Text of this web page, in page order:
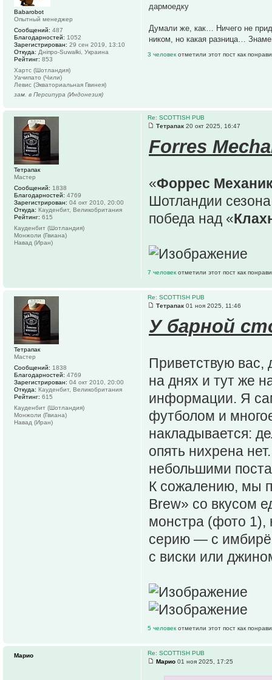
дармоедку
Думали же, как… Ничего не
ником, но какая разница…
3 человек отметили этот пост как
Babarobot
Опытный менеджер
Сообщений: 487
Благодарностей: 1052
Зарегистрирован: 29 сен 2019, 13:10
Откуда: Дніпро-Suwałki, Украина
Рейтинг: 853
Хартс (Шотландия)
Уачипато (Чили)
Левис (Экваториальная Гвинея)
зам. в Персипура (Индонезия)
Re: SCOTTISH PUB
Тетрапак 20 окт 2025, 16:47
Forres
«Форрес
Шотландии
победа над «
7 человек отметили этот пост как
Тетрапак
Мастер
Сообщений: 1838
Благодарностей: 4769
Зарегистрирован: 04 окт 2010, 20:00
Откуда: Кауденбит, Великобритания
Рейтинг: 615
Кауденбит (Шотландия)
Монжоли (Гвиана)
Навад (Иран)
Re: SCOTTISH PUB
Тетрапак 01 ноя 2025, 11:46
У барной
Приветствую вас,
на днях и тут же
информации. Я
футболом и
накладывается:
опять нихрена
небольшими
К сожалению, мы
Brew» со вкусом
монстра (фото 1),
серию — с
с виски или
5 человек отметили этот пост как
Тетрапак
Мастер
Сообщений: 1838
Благодарностей: 4769
Зарегистрирован: 04 окт 2010, 20:00
Откуда: Кауденбит, Великобритания
Рейтинг: 615
Кауденбит (Шотландия)
Монжоли (Гвиана)
Навад (Иран)
Re: SCOTTISH PUB
Марио 01 ноя 2025, 17:25
Марио